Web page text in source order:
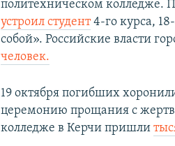
политехническом колледже.
устроил студент4-го курса,
собой». Российские власти
человек.
19 октября погибших
церемонию прощания с
колледже в Керчи пришли